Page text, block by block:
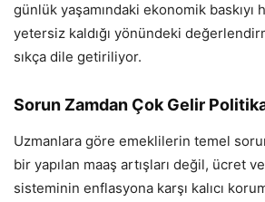
günlük yaşamındaki ekonomik baskıyı
yetersiz kaldığı yönündeki
sıkça dile getiriliyor.
Sorun Zamdan Çok Gelir
Uzmanlara göre emeklilerin temel
bir yapılan maaş artışları değil, ücret
sisteminin enflasyona karşı kalıcı